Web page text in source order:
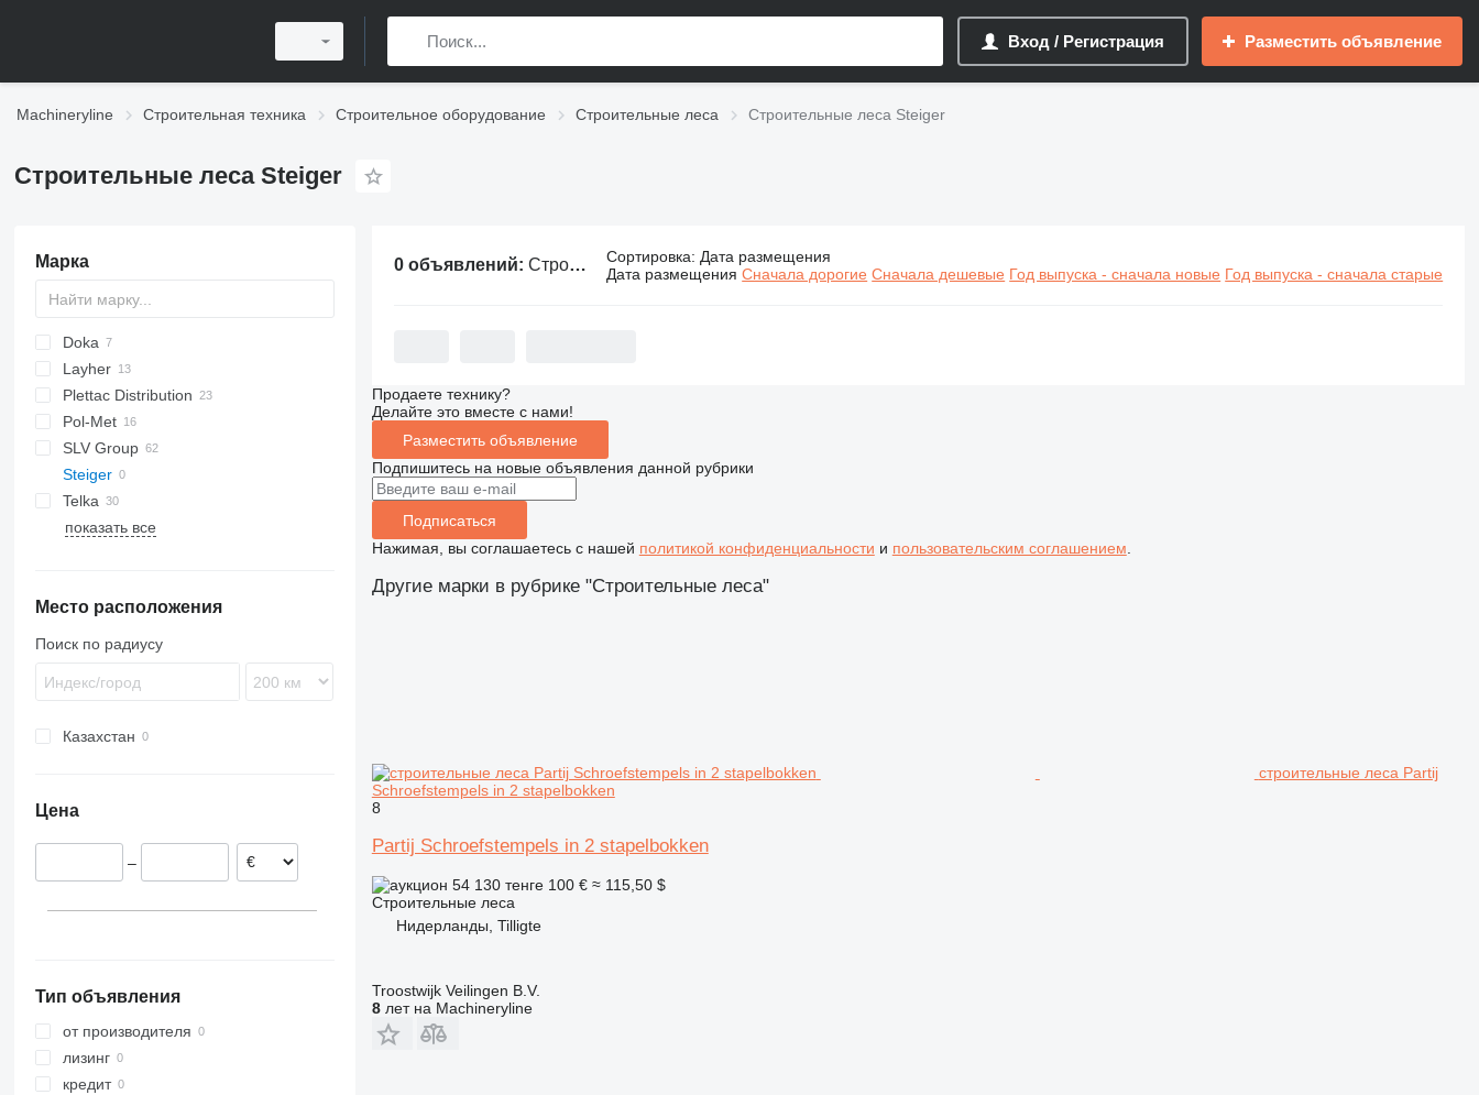
Вход / Регистрация Разместить объявление
Machineryline Строительная техника Строительное оборудование Строительные леса Строительные леса Steiger
Строительные леса Steiger
Марка
Doka
Layher
Plettac Distribution
Pol-Met
SLV Group
Steiger
Telka
показать все
Место расположения
Поиск по радиусу
Казахстан
Цена
–
Тип объявления
от производителя
лизинг
кредит
0 объявлений: Строительные леса Steiger Сортировка: Дата размещения
Дата размещения Сначала дорогие Сначала дешевые Год выпуска - сначала новые Год выпуска - сначала старые
Продаете технику?
Делайте это вместе с нами!
Разместить объявление
Подпишитесь на новые объявления данной рубрики
Подписаться
Нажимая, вы соглашаетесь с нашей политикой конфиденциальности и пользовательским соглашением
Другие марки в рубрике "Строительные леса"
строительные леса Partij
Schroefstempels in 2 stapelbokken
8
Partij Schroefstempels in 2 stapelbokken
54 130 тенге 100 € ≈ 115,50 $
Строительные леса
Нидерланды, Tilligte
Troostwijk Veilingen B.V.
8лет на Machineryline